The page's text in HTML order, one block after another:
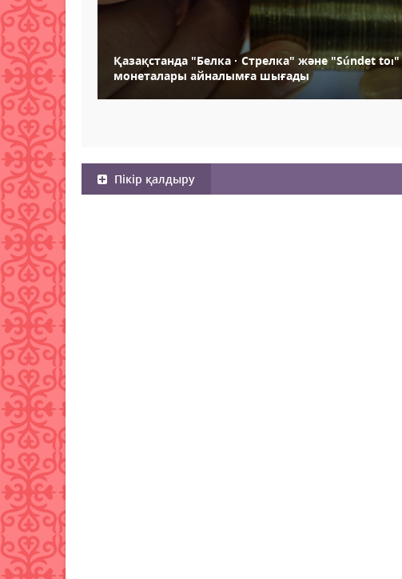
Қазақстанда "Белка · Стрелка" және "Súndet toı"
монеталары айналымға шығады
Пікір қалдыру